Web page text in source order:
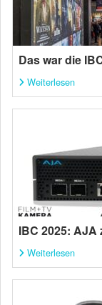
Das war die
Weiterlesen
IBC 2025: AJA
Weiterlesen